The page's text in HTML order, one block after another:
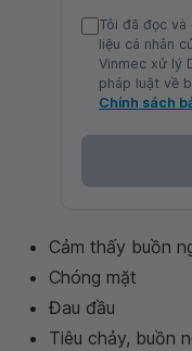
Tôi đã đọc và
liệu cá nhân
Vinmec xử lý
pháp luật về
Chính sách
Cảm thấy buồn
Chóng mặt
Đau đầu
Tiêu chảy, buồn